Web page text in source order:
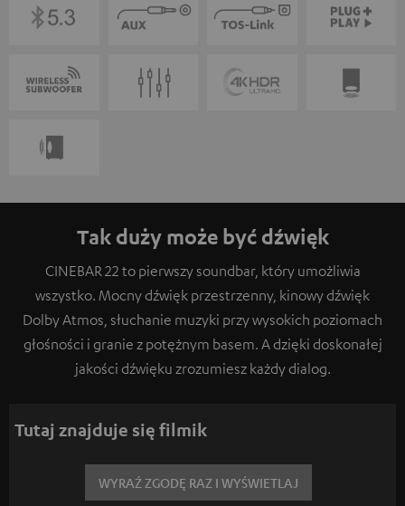
Tak duży może być dźwięk
CINEBAR 22 to pierwszy soundbar, który umożliwia
wszystko. Mocny dźwięk przestrzenny, kinowy dźwięk
Dolby Atmos, słuchanie muzyki przy wysokich poziomach
głośności i granie z potężnym basem. A dzięki doskonałej
jakości dźwięku zrozumiesz każdy dialog.
Tutaj znajduje się filmik
WYRAŹ ZGODĘ RAZ I WYŚWIETLAJ